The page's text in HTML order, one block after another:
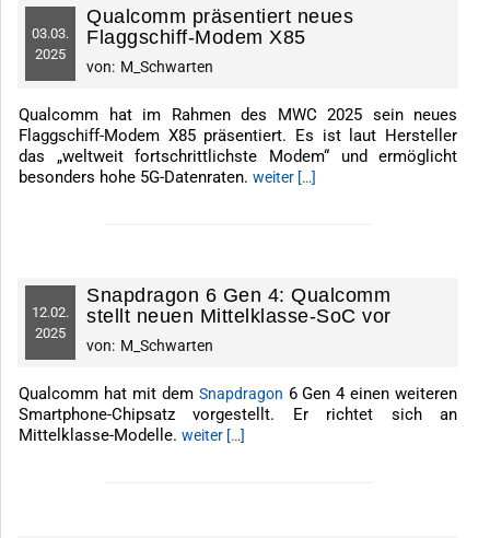
03.03.
2025
Qualcomm präsentiert neues
Flaggschiff-Modem X85
von: M_Schwarten
Qualcomm hat im Rahmen des MWC 2025 sein neues
Flaggschiff-Modem X85 präsentiert. Es ist laut Hersteller
das „weltweit fortschrittlichste Modem“ und ermöglicht
besonders hohe 5G-Datenraten. weiter […]
12.02.
2025
Snapdragon 6 Gen 4: Qualcomm
stellt neuen Mittelklasse-SoC vor
von: M_Schwarten
Qualcomm hat mit dem Snapdragon 6 Gen 4 einen weiteren
Smartphone-Chipsatz vorgestellt. Er richtet sich an
Mittelklasse-Modelle. weiter […]